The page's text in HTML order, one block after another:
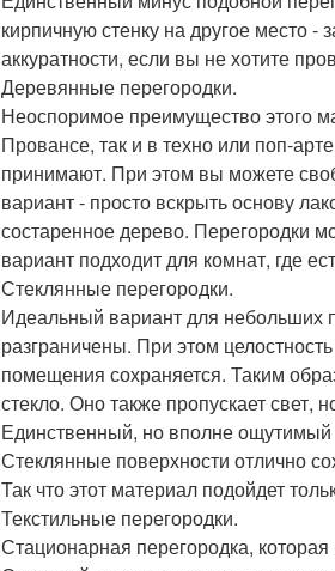
кирпичную стенку на другое место -
аккуратности, если вы не хотите
Деревянные перегородки.
Неоспоримое преимущество этого
Провансе, так и в техно или поп-
принимают. При этом вы можете
вариант - просто вскрыть основу
состаренное дерево. Перегородки
вариант подходит для комнат, где
Стеклянные перегородки.
Идеальный вариант для небольших
разграничены. При этом
помещения сохраняется. Таким
стекло. Оно также пропускает свет,
Единственный, но вполне ощутимый
Стеклянные поверхности отлично
Так что этот материал подойдет
Текстильные перегородки.
Стационарная перегородка,